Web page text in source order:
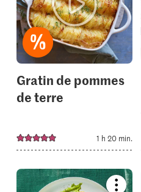
it
to
your
Gratin de pommes
de terre
1 h 20 min.